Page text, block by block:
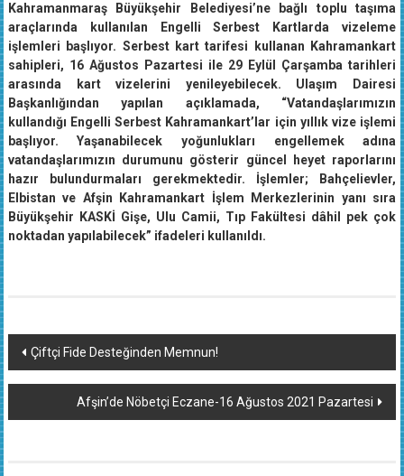
Kahramanmaraş Büyükşehir Belediyesi’ne bağlı toplu taşıma
araçlarında kullanılan Engelli Serbest Kartlarda vizeleme
işlemleri başlıyor. Serbest kart tarifesi kullanan Kahramankart
sahipleri, 16 Ağustos Pazartesi ile 29 Eylül Çarşamba tarihleri
arasında kart vizelerini yenileyebilecek. Ulaşım Dairesi
Başkanlığından yapılan açıklamada, “Vatandaşlarımızın
kullandığı Engelli Serbest Kahramankart’lar için yıllık vize işlemi
başlıyor. Yaşanabilecek yoğunlukları engellemek adına
vatandaşlarımızın durumunu gösterir güncel heyet raporlarını
hazır bulundurmaları gerekmektedir. İşlemler; Bahçelievler,
Elbistan ve Afşin Kahramankart İşlem Merkezlerinin yanı sıra
Büyükşehir KASKİ Gişe, Ulu Camii, Tıp Fakültesi dâhil pek çok
noktadan yapılabilecek” ifadeleri kullanıldı.
Yazı
dolaşımı
Çiftçi Fide Desteğinden Memnun!
Afşin’de Nöbetçi Eczane-16 Ağustos 2021 Pazartesi